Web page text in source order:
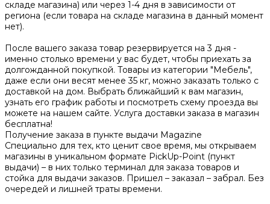
складе магазина) или через 1-4 дня в зависимости от
региона (если товара на складе магазина в данный момент
нет).
После вашего заказа товар резервируется на 3 дня -
именно столько времени у вас будет, чтобы приехать за
долгожданной покупкой. Товары из категории "Мебель",
даже если они весят менее 35 кг, можно заказать только с
доставкой на дом. Выбрать ближайший к вам магазин,
узнать его график работы и посмотреть схему проезда вы
можете на нашем сайте. Услуга доставки заказа в магазин
бесплатна!
Получение заказа в пункте выдачи Magazine
Специально для тех, кто ценит свое время, мы открываем
магазины в уникальном формате PickUp-Point (пункт
выдачи) – в них только терминал для заказа товаров и
стойка для выдачи заказов. Пришел – заказал – забрал. Без
очередей и лишней траты времени.